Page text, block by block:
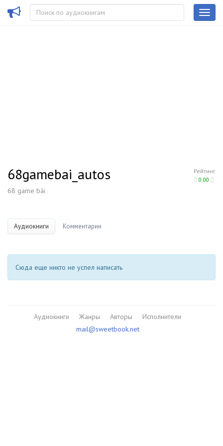
Рейтинг
0.00
68gamebai_autos
68 game bài
Аудиокниги Комментарии
Сюда еще никто не успел написать
Аудиокниги Жанры Авторы
Исполнители
mail@sweetbook.net